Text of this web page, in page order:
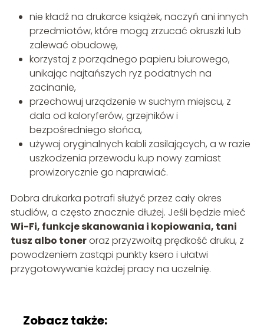
nie kładź na drukarce książek, naczyń ani innych
przedmiotów, które mogą zrzucać okruszki lub
zalewać obudowę,
korzystaj z porządnego papieru biurowego,
unikając najtańszych ryz podatnych na
zacinanie,
przechowuj urządzenie w suchym miejscu, z
dala od kaloryferów, grzejników i
bezpośredniego słońca,
używaj oryginalnych kabli zasilających, a w razie
uszkodzenia przewodu kup nowy zamiast
prowizorycznie go naprawiać.
Dobra drukarka potrafi służyć przez cały okres
studiów, a często znacznie dłużej. Jeśli będzie mieć
Wi-Fi, funkcje skanowania i kopiowania, tani
tusz albo toneroraz przyzwoitą prędkość druku, z
powodzeniem zastąpi punkty ksero i ułatwi
przygotowywanie każdej pracy na uczelnię.
Zobacz także: